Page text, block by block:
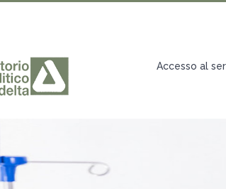
Accesso al